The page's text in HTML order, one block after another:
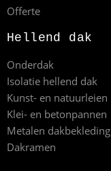
Offerte
Hellend dak
Onderdak
Isolatie hellend dak
Kunst- en natuurleien
Klei- en betonpannen
Metalen dakbekleding
Dakramen